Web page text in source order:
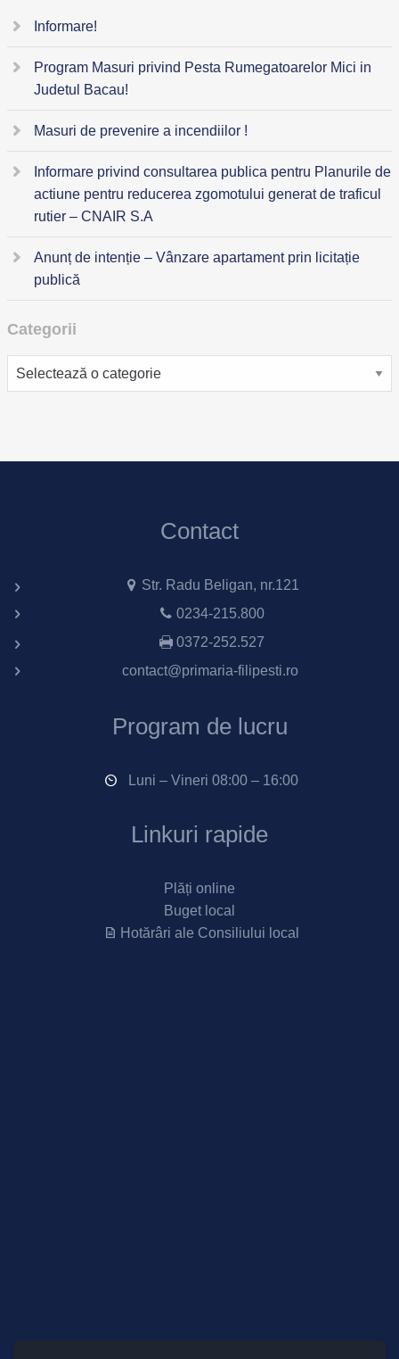
Informare!
Program Masuri privind Pesta Rumegatoarelor Mici in
Judetul Bacau!
Masuri de prevenire a incendiilor !
Informare privind consultarea publica pentru Planurile de
actiune pentru reducerea zgomotului generat de traficul
rutier – CNAIR S.A
Anunț de intenție – Vânzare apartament prin licitație
publică
Categorii
Categorii
Contact
Str. Radu Beligan, nr.121
0234-215.800
0372-252.527
contact@primaria-filipesti.ro
Program de lucru
Luni – Vineri 08:00 – 16:00
Linkuri rapide
Plăți online
Buget local
Hotărâri ale Consiliului local